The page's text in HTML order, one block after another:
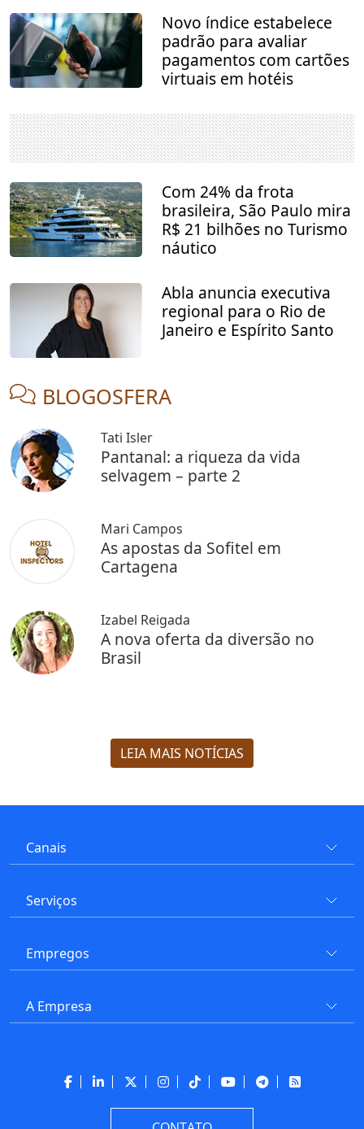
Novo índice estabelece
padrão para avaliar
pagamentos com cartões
virtuais em hotéis
Com 24% da frota
brasileira, São Paulo mira
R$ 21 bilhões no Turismo
náutico
Abla anuncia executiva
regional para o Rio de
Janeiro e Espírito Santo
BLOGOSFERA
Tati Isler
Pantanal: a riqueza da vida
selvagem – parte 2
Mari Campos
As apostas da Sofitel em
Cartagena
Izabel Reigada
A nova oferta da diversão no
Brasil
LEIA MAIS NOTÍCIAS
Canais
Serviços
Empregos
A Empresa